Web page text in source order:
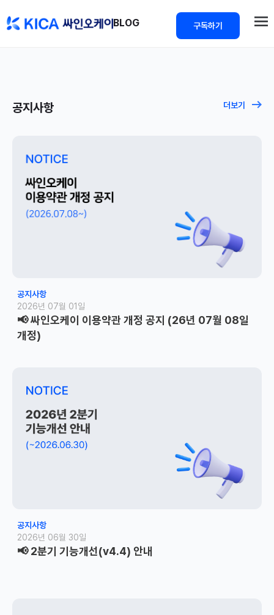
BLOG
구독하기
공지사항 더보기
공지사항
2026년 07월 01일
📢 싸인오케이 이용약관 개정 공지 (26년 07월 08일
개정)
공지사항
2026년 06월 30일
📢 2분기 기능개선(v4.4) 안내